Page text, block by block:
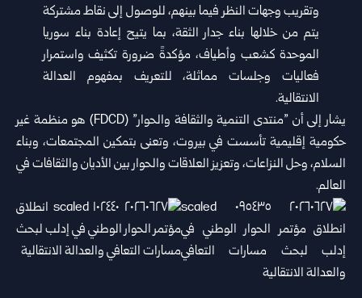
وتقريب وجهات النظر فيما بينهم، ‏للوصول إلى نقاط مشتركة
يتم من خلالها بناء جدار الثقة، بما يتيح إعادة ‏بناء سوريا
الموحدة كشعب وأطياف، مؤكدةً ضرورة تكثيف واستمرار
‏فعاليات وجلسات مماثلة، للتعريف بمفهوم العدالة
الانتقالية. ‏
‏يشار إلى أن ‏”منتدى التنمية والثقافة والحوار” (‏FDCD‏) هو منظمة غير
‏حكومية إقليمية ‏تأسست في بيروت، وتعنى بتمكين المجتمعات، وبناء
السلام، ‏وحل ‏النزاعات، وتعزيز العلاقات والحوار بين الأديان والثقافات في
العالم.‏